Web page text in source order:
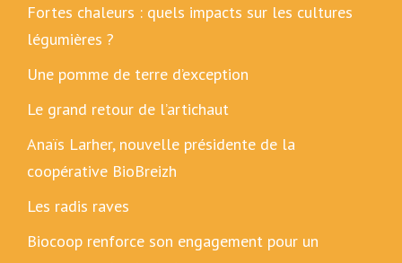
Fortes chaleurs : quels impacts sur les cultures
légumières ?
Une pomme de terre d’exception
Le grand retour de l’artichaut
Anaïs Larher, nouvelle présidente de la
coopérative BioBreizh
Les radis raves
Biocoop renforce son engagement pour un